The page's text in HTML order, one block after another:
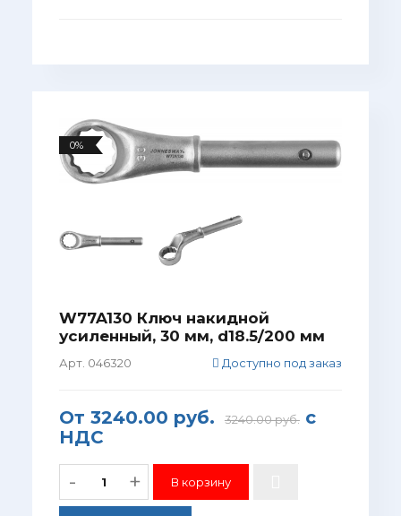
0%
W77A130 Ключ накидной
усиленный, 30 мм, d18.5/200 мм
Арт. 046320 Доступно под заказ
От 3240.00 руб. 3240.00 руб.с
НДС
- +